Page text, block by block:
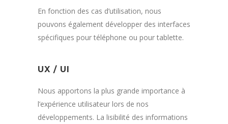
En fonction des cas d’utilisation, nous
pouvons également développer des interfaces
spécifiques pour téléphone ou pour tablette.
UX / UI
Nous apportons la plus grande importance à
l’expérience utilisateur lors de nos
développements. La lisibilité des informations